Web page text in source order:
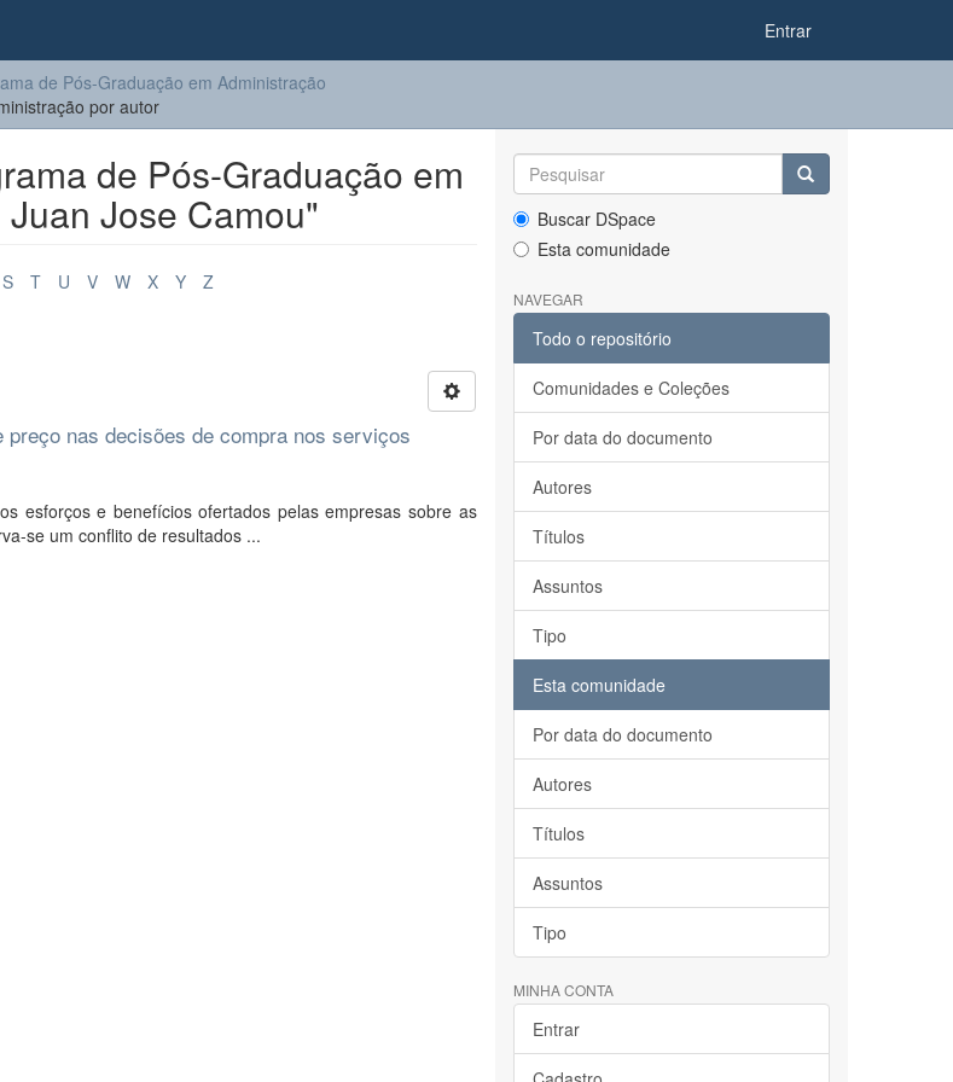
Entrar
de Pós-Graduação em Administração
por autor
de Pós-Graduação em
Jose Camou"
S T U V W X Y Z
nas decisões de compra nos serviços
esforços e benefícios ofertados pelas empresas sobre as
se um conflito de resultados ...
Buscar DSpace
Esta comunidade
NAVEGAR
Todo o repositório
Comunidades e Coleções
Por data do documento
Autores
Títulos
Assuntos
Tipo
Esta comunidade
Por data do documento
Autores
Títulos
Assuntos
Tipo
MINHA CONTA
Entrar